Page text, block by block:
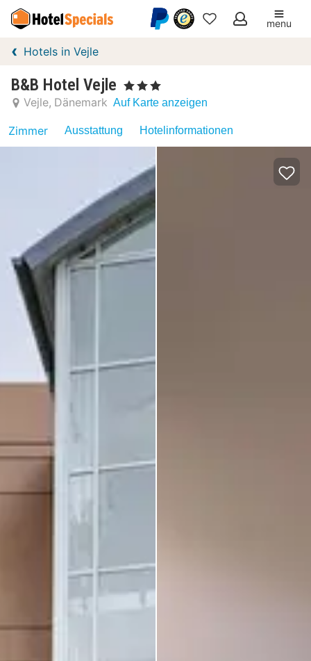
Meine
menu
Hotels in Vejle
B&B Hotel Vejle , 3 Sterne
Vejle Dänemark Auf Karte anzeigen
Zimmer Ausstattung Hotelinformationen